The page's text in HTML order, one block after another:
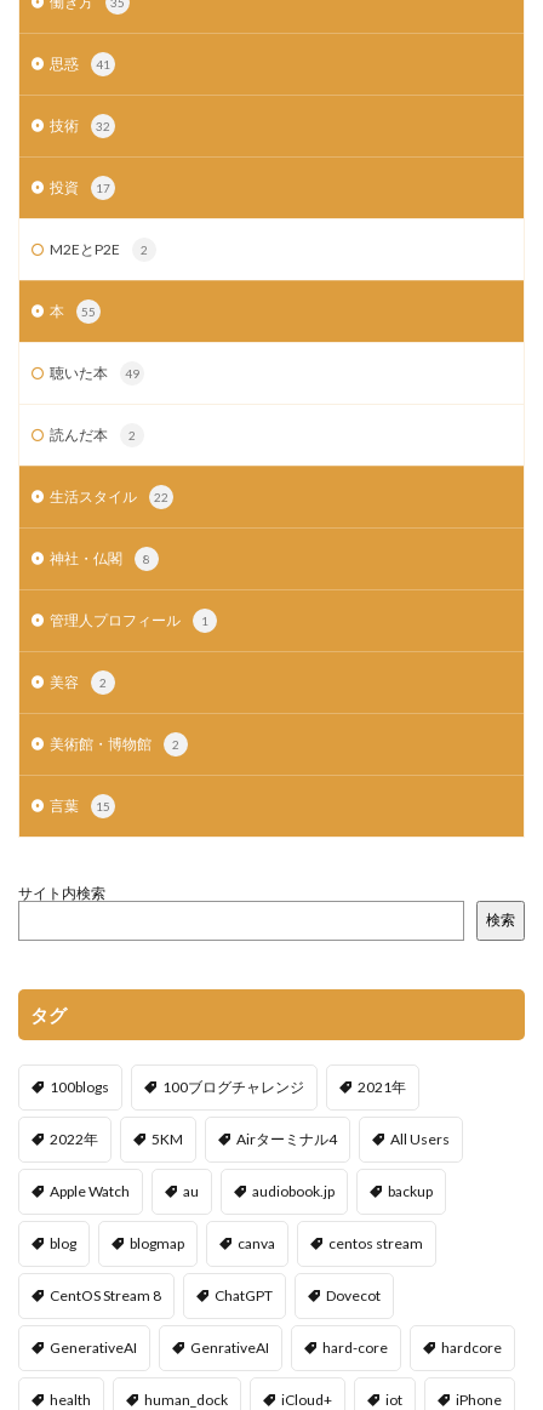
思惑 41
技術 32
投資 17
M2EとP2E 2
本 55
聴いた本 49
読んだ本 2
生活スタイル 22
神社・仏閣 8
管理人プロフィール 1
美容 2
美術館・博物館 2
言葉 15
サイト内検索
検索
タグ
100blogs 100ブログチャレンジ 2021年
2022年 5KM Airターミナル4 All Users
Apple Watch au audiobook.jp backup
blog blogmap canva centos stream
CentOS Stream 8 ChatGPT Dovecot
GenerativeAI GenrativeAI hard-core hardcore
health human_dock iCloud+ iot iPhone